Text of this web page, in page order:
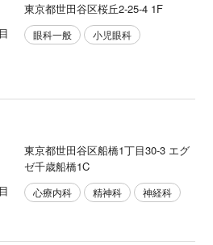
東京都世田谷区桜丘2-25-4 1F
眼科一般 小児眼科
東京都世田谷区船橋1丁目30-3 エグ
ゼ千歳船橋1C
心療内科 精神科 神経科